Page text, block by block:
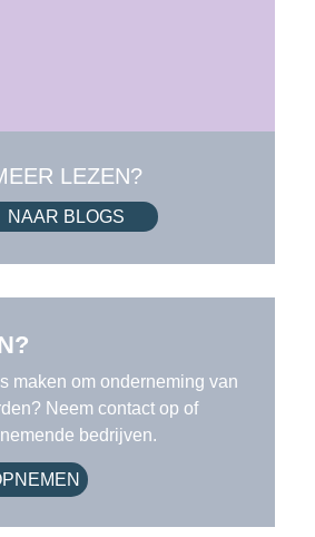
LEZEN?
NAAR BLOGS
maken om onderneming van
Neem contact op of
bedrijven.